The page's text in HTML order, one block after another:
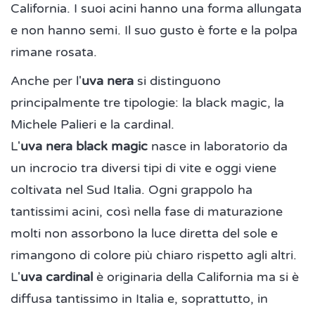
California. I suoi acini hanno una forma allungata
e non hanno semi. Il suo gusto è forte e la polpa
rimane rosata.
Anche per l'uva nera si distinguono
principalmente tre tipologie: la black magic, la
Michele Palieri e la cardinal.
L'uva nera black magic nasce in laboratorio da
un incrocio tra diversi tipi di vite e oggi viene
coltivata nel Sud Italia. Ogni grappolo ha
tantissimi acini, così nella fase di maturazione
molti non assorbono la luce diretta del sole e
rimangono di colore più chiaro rispetto agli altri.
L'uva cardinal è originaria della California ma si è
diffusa tantissimo in Italia e, soprattutto, in